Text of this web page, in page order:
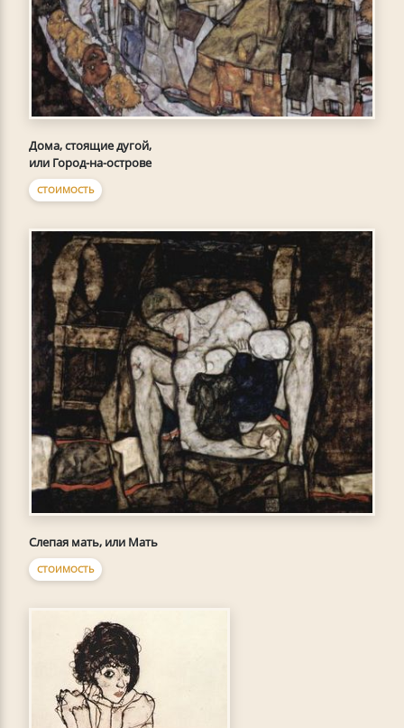
Дома, стоящие дугой,
или Город-на-острове
СТОИМОСТЬ
Слепая мать, или Мать
СТОИМОСТЬ